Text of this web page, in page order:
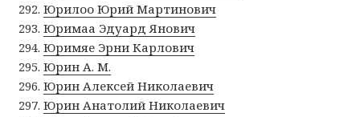
Юрилоо Юрий Мартинович
Юримаа Эдуард Янович
Юримяе Эрни Карлович
Юрин А. М.
Юрин Алексей Николаевич
Юрин Анатолий Николаевич